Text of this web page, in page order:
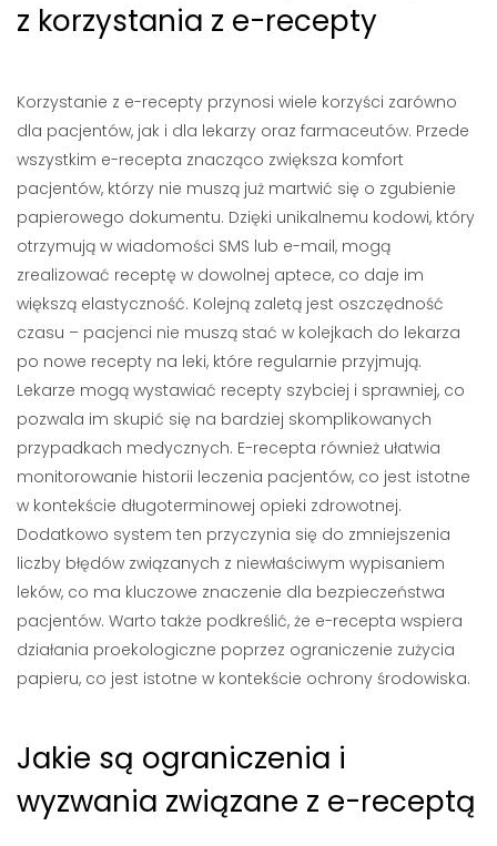
z korzystania z e-recepty
Korzystanie z e-recepty przynosi wiele korzyści zarówno
dla pacjentów, jak i dla lekarzy oraz farmaceutów. Przede
wszystkim e-recepta znacząco zwiększa komfort
pacjentów, którzy nie muszą już martwić się o zgubienie
papierowego dokumentu. Dzięki unikalnemu kodowi, który
otrzymują w wiadomości SMS lub e-mail, mogą
zrealizować receptę w dowolnej aptece, co daje im
większą elastyczność. Kolejną zaletą jest oszczędność
czasu – pacjenci nie muszą stać w kolejkach do lekarza
po nowe recepty na leki, które regularnie przyjmują.
Lekarze mogą wystawiać recepty szybciej i sprawniej, co
pozwala im skupić się na bardziej skomplikowanych
przypadkach medycznych. E-recepta również ułatwia
monitorowanie historii leczenia pacjentów, co jest istotne
w kontekście długoterminowej opieki zdrowotnej.
Dodatkowo system ten przyczynia się do zmniejszenia
liczby błędów związanych z niewłaściwym wypisaniem
leków, co ma kluczowe znaczenie dla bezpieczeństwa
pacjentów. Warto także podkreślić, że e-recepta wspiera
działania proekologiczne poprzez ograniczenie zużycia
papieru, co jest istotne w kontekście ochrony środowiska.
Jakie są ograniczenia i
wyzwania związane z e-receptą